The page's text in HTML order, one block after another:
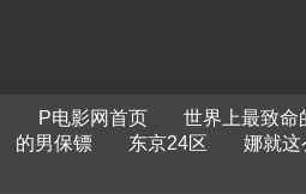
P电影网首页 世界上最致命
的男保镖
东京24区 娜就这